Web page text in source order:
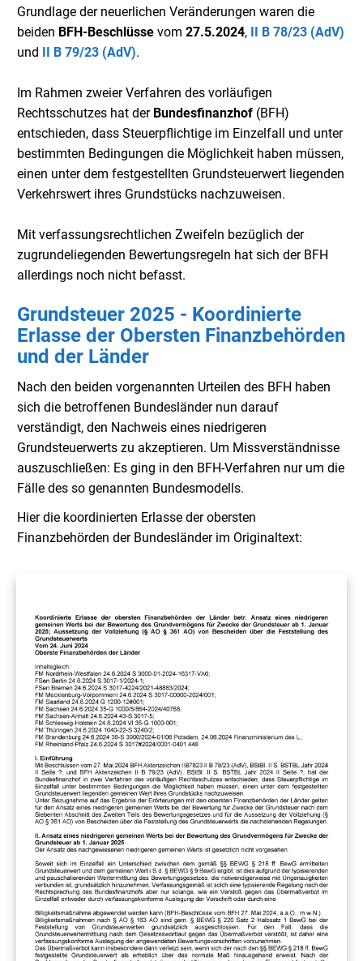
Grundlage der neuerlichen Veränderungen waren die
beiden BFH-Beschlüsse vom 27.5.2024, II B 78/23 (AdV)
und II B 79/23 (AdV).
Im Rahmen zweier Verfahren des vorläufigen
Rechtsschutzes hat der Bundesfinanzhof (BFH)
entschieden, dass Steuerpflichtige im Einzelfall und unter
bestimmten Bedingungen die Möglichkeit haben müssen,
einen unter dem festgestellten Grundsteuerwert liegenden
Verkehrswert ihres Grundstücks nachzuweisen.
Mit verfassungsrechtlichen Zweifeln bezüglich der
zugrundeliegenden Bewertungsregeln hat sich der BFH
allerdings noch nicht befasst.
Grundsteuer 2025 - Koordinierte
Erlasse der Obersten Finanzbehörden
und der Länder
Nach den beiden vorgenannten Urteilen des BFH haben
sich die betroffenen Bundesländer nun darauf
verständigt, den Nachweis eines niedrigeren
Grundsteuerwerts zu akzeptieren. Um Missverständnisse
auszuschließen: Es ging in den BFH-Verfahren nur um die
Fälle des so genannten Bundesmodells.
Hier die koordinierten Erlasse der obersten
Finanzbehörden der Bundesländer im Originaltext: